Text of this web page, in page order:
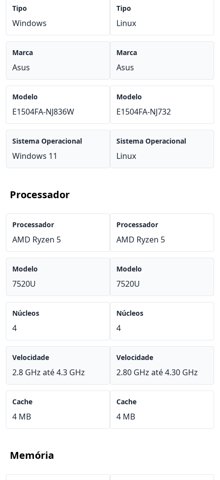
Tipo
Windows
Marca
Asus
Modelo
E1504FA-NJ836W
Sistema Operacional
Windows 11
Tipo
Linux
Marca
Asus
Modelo
E1504FA-NJ732
Sistema Operacional
Linux
Processador
Processador
AMD Ryzen 5
Modelo
7520U
Núcleos
4
Velocidade
2.8 GHz até 4.3 GHz
Cache
4 MB
Processador
AMD Ryzen 5
Modelo
7520U
Núcleos
4
Velocidade
2.80 GHz até 4.30 GHz
Cache
4 MB
Memória